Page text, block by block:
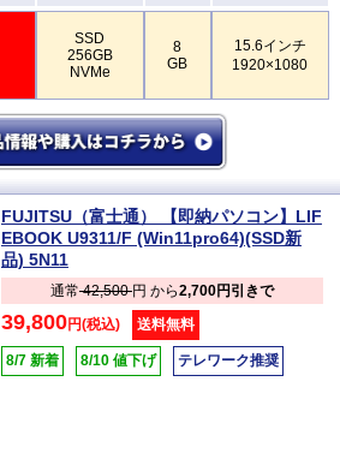
SSD
256GB
NVMe
8
GB
15.6インチ
1920×1080
FUJITSU（富士通） 【即納パソコン】LIF
EBOOK U9311/F (Win11pro64)(SSD新
品) 5N11
通常42,500円 から2,700円引きで
39,800円(税込) 送料無料
8/7 新着 8/10 値下げ テレワーク推奨